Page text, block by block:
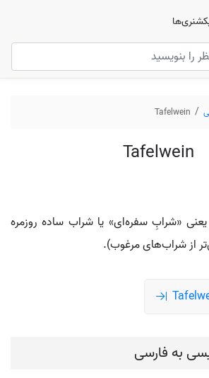
Tafelwein
Tafelwein
یعنی «شرابِ سفره‌ای» یا شراب ساده روزمره
از شراب‌های مرغوب).
به فارسی